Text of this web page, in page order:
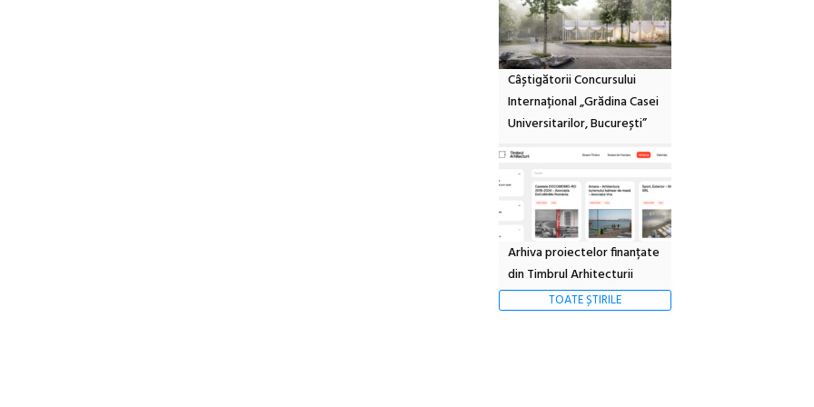
Câștigătorii Concursului
Internațional „Grădina Casei
Universitarilor, București”
Arhiva proiectelor finanțate
din Timbrul Arhitecturii
TOATE ȘTIRILE